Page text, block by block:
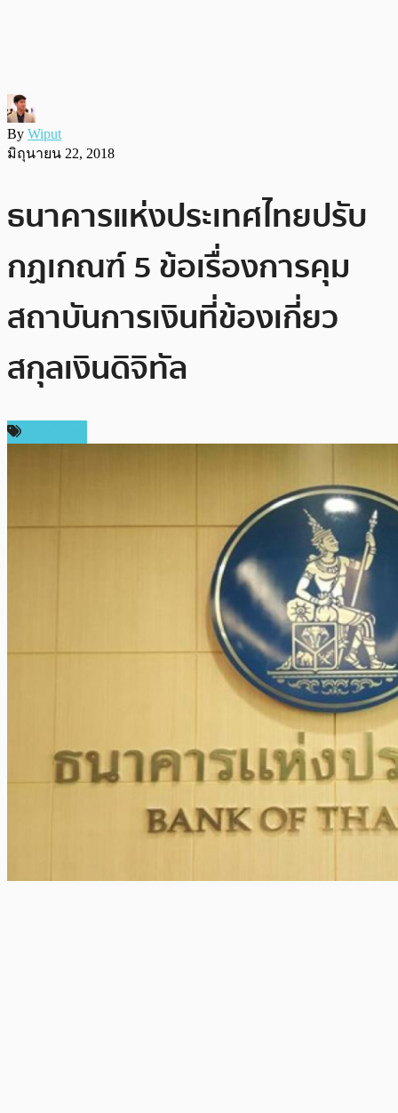
By Wiput
มิถุนายน 22, 2018
ธนาคารแห่งประเทศไทยปรับ
กฏเกณฑ์ 5 ข้อเรื่องการคุม
สถาบันการเงินที่ข้องเกี่ยว
สกุลเงินดิจิทัล